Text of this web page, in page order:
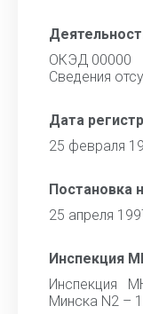
ОКЭД 00000
Cведения
Дата
25 февраля
Постановка
25 апреля
Инспекция
Инспекция
Минска N2 –